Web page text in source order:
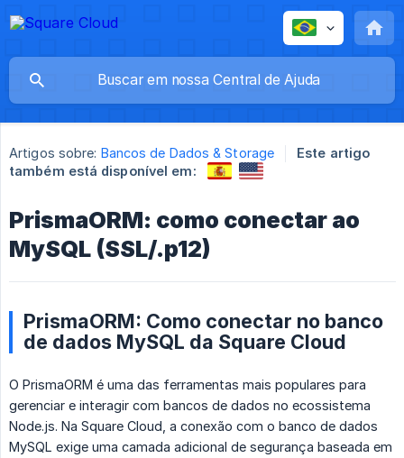
Artigos sobre: Bancos de Dados & Storage
Este artigo
também está disponível em:
PrismaORM: como conectar ao
MySQL (SSL/.p12)
PrismaORM: Como conectar no banco
de dados MySQL da Square Cloud
O PrismaORM é uma das ferramentas mais populares para
gerenciar e interagir com bancos de dados no ecossistema
Node.js. Na Square Cloud, a conexão com o banco de dados
MySQL exige uma camada adicional de segurança baseada em